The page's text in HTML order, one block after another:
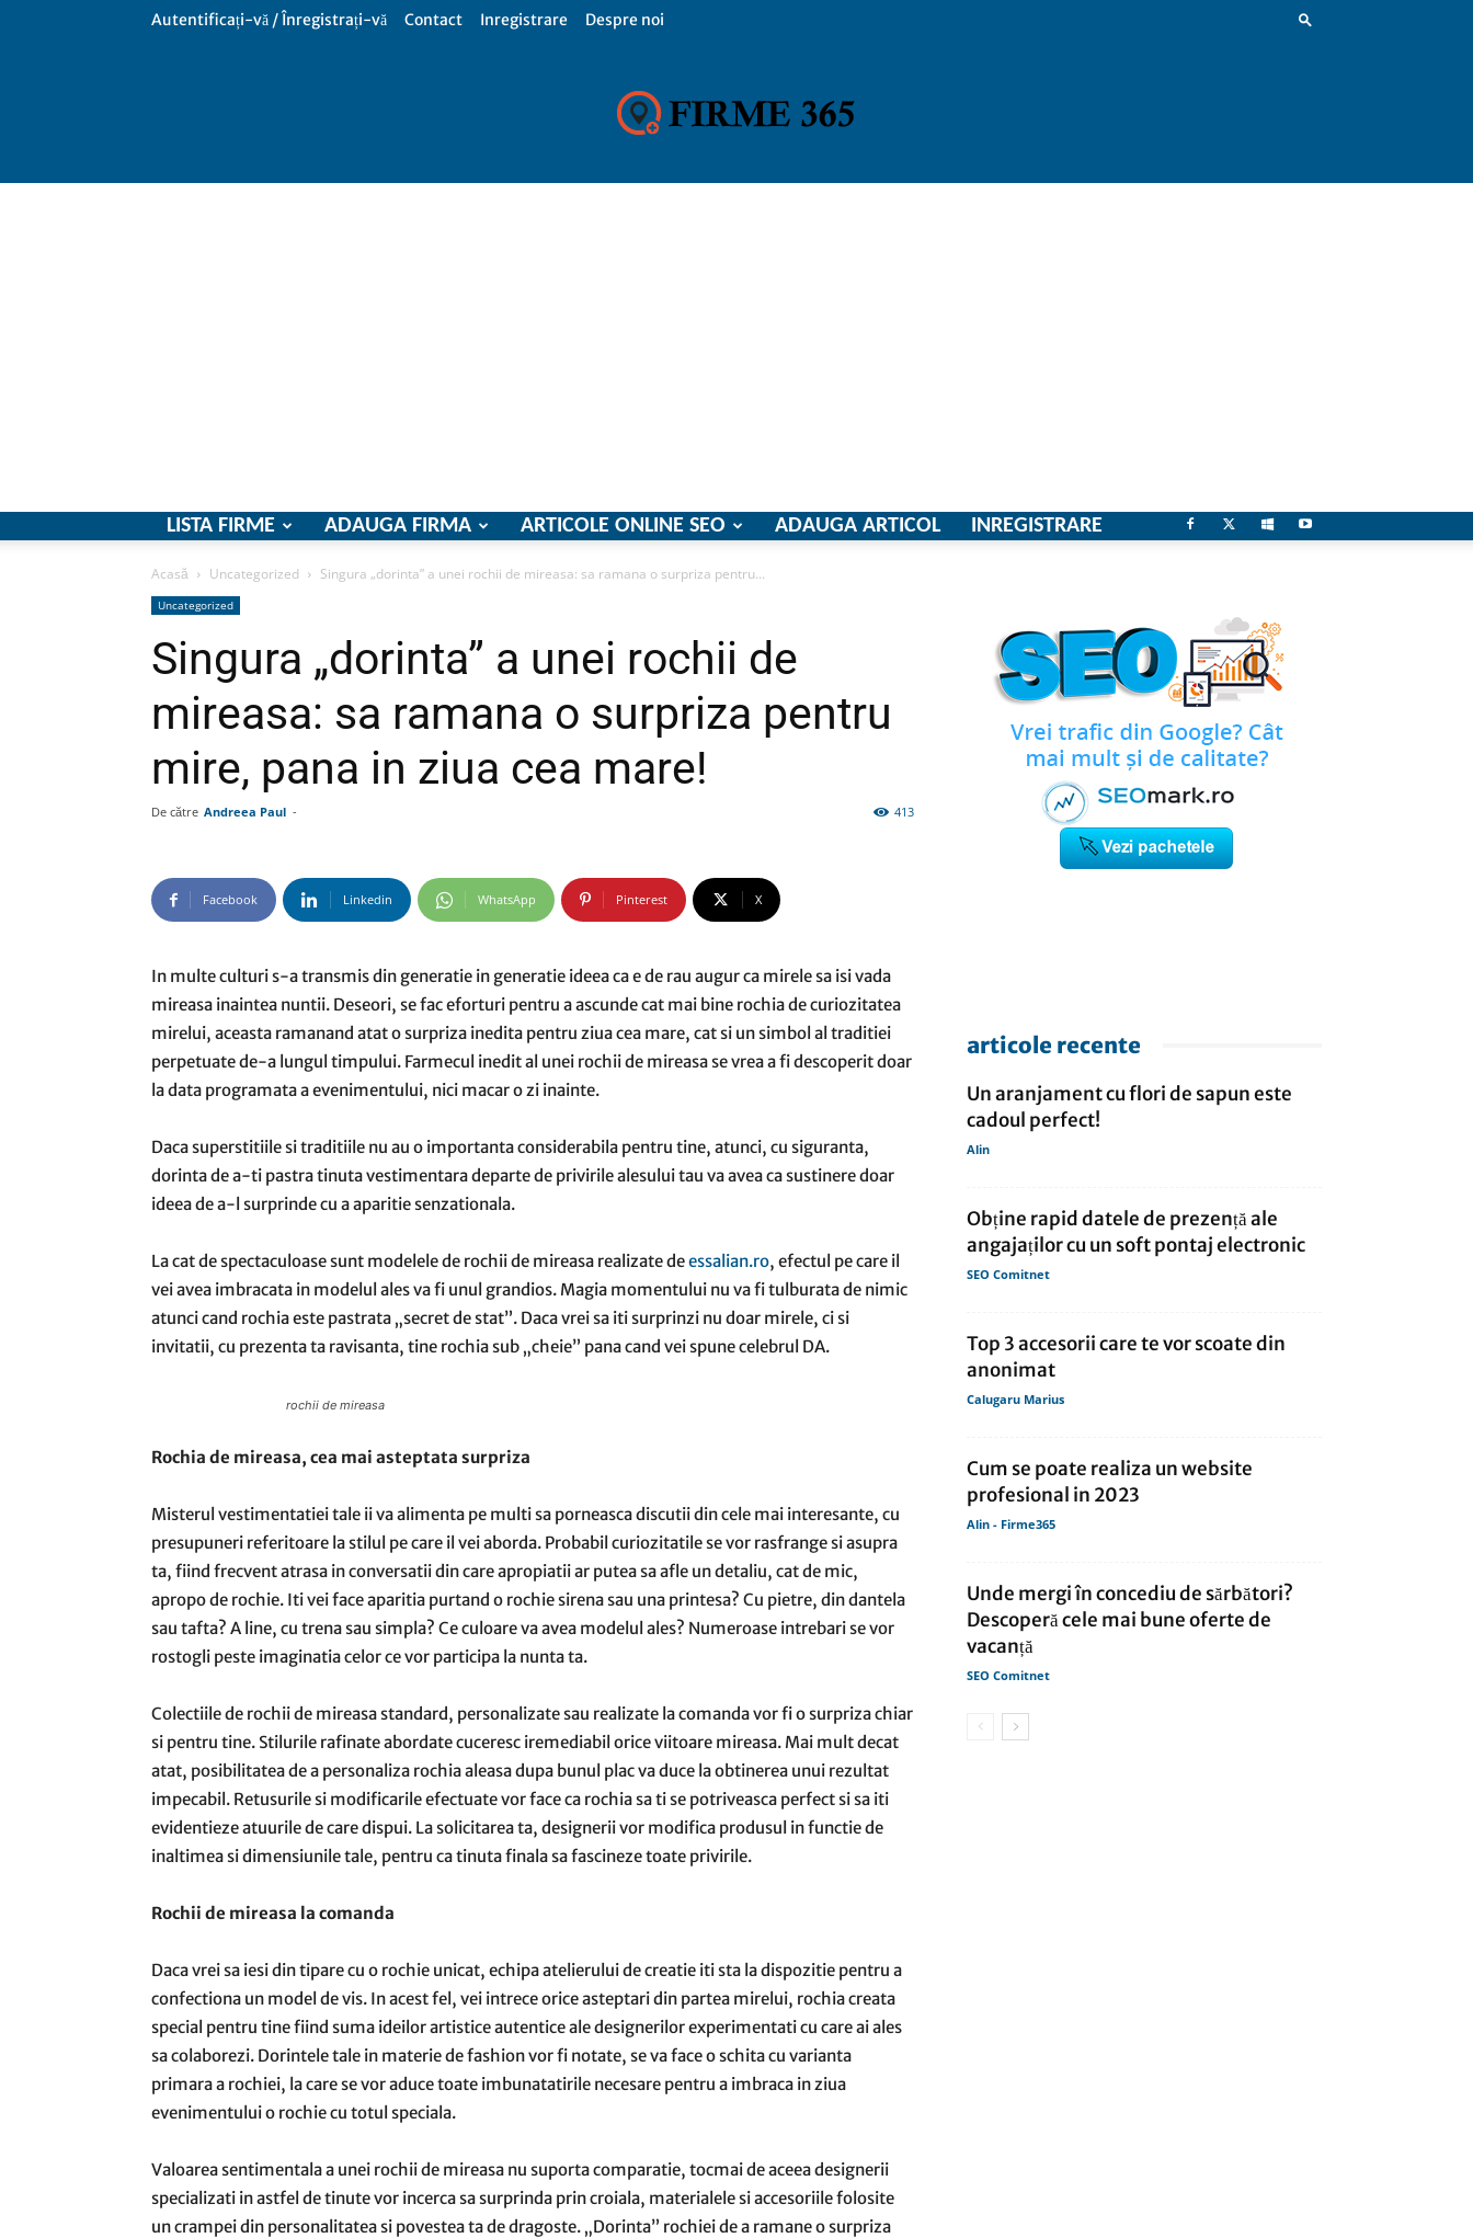
Autentificați-vă / Înregistrați-vă Contact Inregistrare Despre noi
comunicate
de
LISTA FIRME ADAUGA FIRMA ARTICOLE ONLINE SEO ADAUGA ARTICOL INREGISTRARE
Acasă Uncategorized Singura „dorinta” a unei rochii de mireasa: sa ramana o surpriza pentru...
Uncategorized
Singura „dorinta” a unei rochii de
mireasa: sa ramana o surpriza pentru
mire, pana in ziua cea mare!
De către Andreea Paul - 413
Facebook Linkedin WhatsApp Pinterest X
In multe culturi s-a transmis din generatie in generatie ideea ca e de rau augur ca mirele sa isi vada
mireasa inaintea nuntii. Deseori, se fac eforturi pentru a ascunde cat mai bine rochia de curiozitatea
mirelui, aceasta ramanand atat o surpriza inedita pentru ziua cea mare, cat si un simbol al traditiei
perpetuate de-a lungul timpului. Farmecul inedit al unei rochii de mireasa se vrea a fi descoperit doar
la data programata a evenimentului, nici macar o zi inainte.
Daca superstitiile si traditiile nu au o importanta considerabila pentru tine, atunci, cu siguranta,
dorinta de a-ti pastra tinuta vestimentara departe de privirile alesului tau va avea ca sustinere doar
ideea de a-l surprinde cu a aparitie senzationala.
La cat de spectaculoase sunt modelele de rochii de mireasa realizate deessalian.ro, efectul pe care il
vei avea imbracata in modelul ales va fi unul grandios. Magia momentului nu va fi tulburata de nimic
atunci cand rochia este pastrata „secret de stat”. Daca vrei sa iti surprinzi nu doar mirele, ci si
invitatii, cu prezenta ta ravisanta, tine rochia sub „cheie” pana cand vei spune celebrul DA.
rochii de mireasa
Rochia de mireasa, cea mai asteptata surpriza
Misterul vestimentatiei tale ii va alimenta pe multi sa porneasca discutii din cele mai interesante, cu
presupuneri referitoare la stilul pe care il vei aborda. Probabil curiozitatile se vor rasfrange si asupra
ta, fiind frecvent atrasa in conversatii din care apropiatii ar putea sa afle un detaliu, cat de mic,
apropo de rochie. Iti vei face aparitia purtand o rochie sirena sau una printesa? Cu pietre, din dantela
sau tafta? A line, cu trena sau simpla? Ce culoare va avea modelul ales? Numeroase intrebari se vor
rostogli peste imaginatia celor ce vor participa la nunta ta.
Colectiile de rochii de mireasa standard, personalizate sau realizate la comanda vor fi o surpriza chiar
si pentru tine. Stilurile rafinate abordate cuceresc iremediabil orice viitoare mireasa. Mai mult decat
atat, posibilitatea de a personaliza rochia aleasa dupa bunul plac va duce la obtinerea unui rezultat
impecabil. Retusurile si modificarile efectuate vor face ca rochia sa ti se potriveasca perfect si sa iti
evidentieze atuurile de care dispui. La solicitarea ta, designerii vor modifica produsul in functie de
inaltimea si dimensiunile tale, pentru ca tinuta finala sa fascineze toate privirile.
Rochii de mireasa la comanda
Daca vrei sa iesi din tipare cu o rochie unicat, echipa atelierului de creatie iti sta la dispozitie pentru a
confectiona un model de vis. In acest fel, vei intrece orice asteptari din partea mirelui, rochia creata
special pentru tine fiind suma ideilor artistice autentice ale designerilor experimentati cu care ai ales
sa colaborezi. Dorintele tale in materie de fashion vor fi notate, se va face o schita cu varianta
primara a rochiei, la care se vor aduce toate imbunatatirile necesare pentru a imbraca in ziua
evenimentului o rochie cu totul speciala.
Valoarea sentimentala a unei rochii de mireasa nu suporta comparatie, tocmai de aceea designerii
specializati in astfel de tinute vor incerca sa surprinda prin croiala, materialele si accesoriile folosite
un crampei din personalitatea si povestea ta de dragoste. „Dorinta” rochiei de a ramane o surpriza
articole recente
Un aranjament cu flori de sapun este
cadoul perfect!
Alin
Obține rapid datele de prezență ale
angajaților cu un soft pontaj electronic
SEO Comitnet
Top 3 accesorii care te vor scoate din
anonimat
Calugaru Marius
Cum se poate realiza un website
profesional in 2023
Alin - Firme365
Unde mergi în concediu de sărbători?
Descoperă cele mai bune oferte de
vacanță
SEO Comitnet